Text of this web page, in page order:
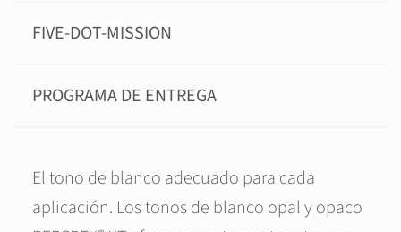
FIVE-DOT-MISSION
PROGRAMA DE ENTREGA
El tono de blanco adecuado para cada
aplicación. Los tonos de blanco opal y opaco